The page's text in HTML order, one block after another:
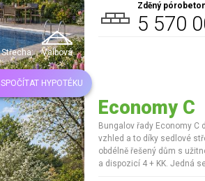
Střecha: Valbová
Zděný
5 570
SPOČÍTAT HYPOTÉKU
Economy C
Bungalov řady Economy C
vzhled a to díky sedlové
obdélně řešený dům s
a dispozicí 4 + KK. Jedná se